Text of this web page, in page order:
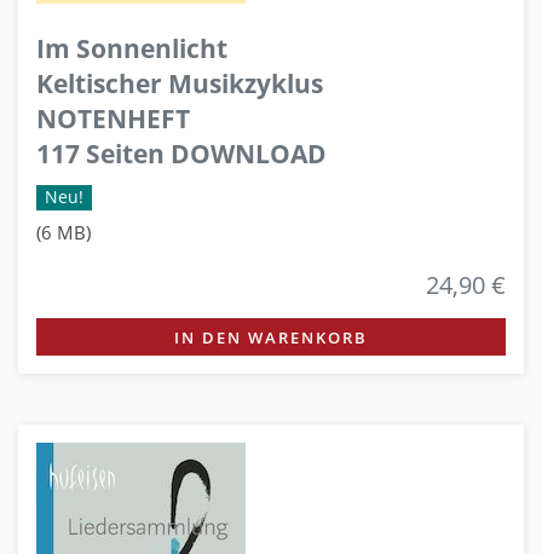
Im Sonnenlicht
Keltischer Musikzyklus
NOTENHEFT
117 Seiten DOWNLOAD
Neu!
(6 MB)
24,90 €
IN DEN WARENKORB